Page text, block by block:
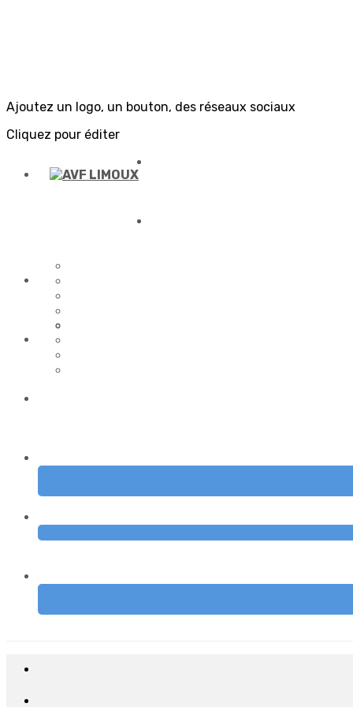
Ajoutez un logo, un bouton, des réseaux sociaux
Cliquez pour éditer